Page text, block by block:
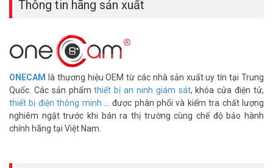
SW-10-8P
SFP
– Switch PoE loại 8 cổng 10/100 + 2 Port 100M Uplink + 1 Port SFP
– Tự tương thích chuẩn 802.3af/at, Tổng công suất PoE 150W
– Truyền dẫn khoảng cách xa: Tối đa 250m với tốc độ còn 10M
– Cổng ưu tiên: Cổng 1, Ưu tiên chất lượng dịch vụ
– Chống sét: 4KV cho mỗi cổng
– Vỏ kim loại
– Nguồn vào 100-240VAC 50/60HZ
Thông tin hãng sản xuất
ONECAM là thương hiệu OEM từ các nhà sản xuất uy tín tại Trung
Quốc. Các sản phẩmthiết bị an ninh giám sát, khóa cửa điện tử,
thiết bị điện thông minh ... được phân phối và kiểm tra chất lượng
nghiêm ngặt trước khi bán ra thị trường cùng chế độ bảo hành
chính hãng tại Việt Nam.